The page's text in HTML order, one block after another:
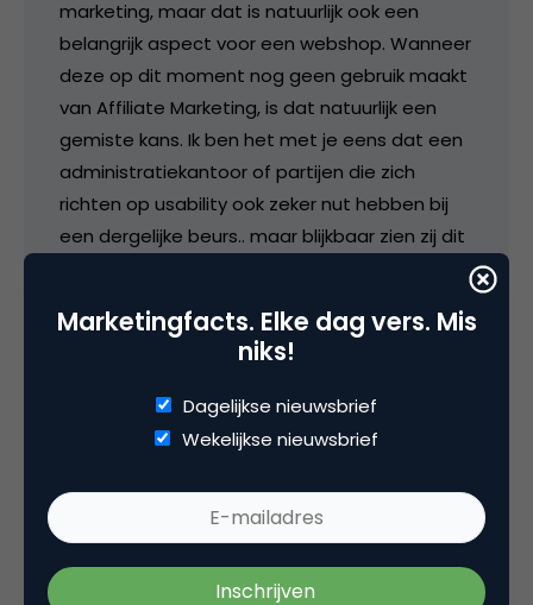
marketing, maar dat is natuurlijk ook een
belangrijk aspect voor een webshop. Wanneer
deze op dit moment nog geen gebruik maakt
van Affiliate Marketing, is dat natuurlijk een
gemiste kans. Ik ben het met je eens dat een
administratiekantoor of partijen die zich
richten op usability ook zeker nut hebben bij
een dergelijke beurs.. maar blijkbaar zien zij dit
17 januari 2008 om 08:29
om op één plek veel bekende mensen en
Marketingfacts. Elke dag vers. Mis
niks!
Dagelijkse nieuwsbrief
Wekelijkse nieuwsbrief